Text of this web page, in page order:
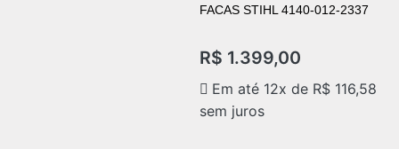
FACAS STIHL 4140-012-2337
R$ 1.399,00
Em até 12x de R$ 116,58
sem juros